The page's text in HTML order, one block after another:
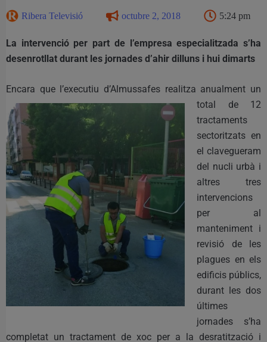
Ribera Televisió octubre 2, 2018 5:24 pm
La intervenció per part de l’empresa especialitzada s’ha
desenrotllat durant les jornades d’ahir dilluns i hui dimarts
Encara que l’executiu d’Almussafes realitza anualment un
total de 12
tractaments
sectoritzats en
el clavegueram
del nucli urbà i
altres tres
intervencions
per al
manteniment i
revisió de les
plagues en els
edificis públics,
durant les dos
últimes
jornades s’ha
completat un tractament de xoc per a la desratització i